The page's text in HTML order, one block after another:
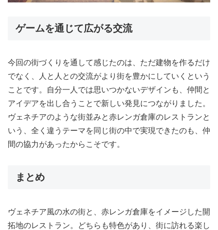
ゲームを通じて広がる交流
今回の街づくりを通して感じたのは、ただ建物を作るだけ
でなく、人と人との交流がより街を豊かにしていくという
ことです。自分一人では思いつかないデザインも、仲間と
アイデアを出し合うことで新しい発見につながりました。
ヴェネチアのような街並みと赤レンガ倉庫のレストランと
いう、全く違うテーマを同じ街の中で実現できたのも、仲
間の協力があったからこそです。
まとめ
ヴェネチア風の水の街と、赤レンガ倉庫をイメージした開
拓地のレストラン。どちらも特色があり、街に訪れる楽し